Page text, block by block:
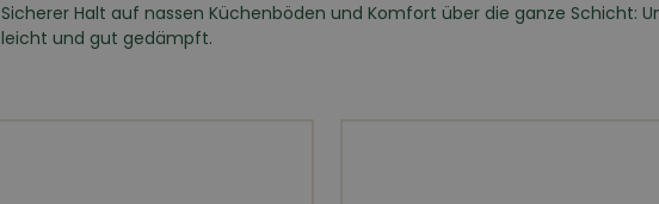
Sicherer Halt auf nassen Küchenböden und Komfort über die ganze Schicht:
leicht und gut gedämpft.